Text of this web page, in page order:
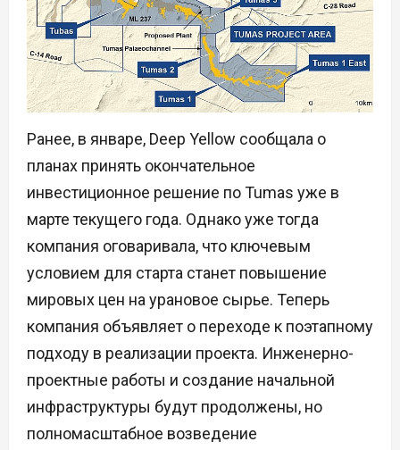
Ранее, в январе, Deep Yellow сообщала о
планах принять окончательное
инвестиционное решение по Tumas уже в
марте текущего года. Однако уже тогда
компания оговаривала, что ключевым
условием для старта станет повышение
мировых цен на урановое сырье. Теперь
компания объявляет о переходе к поэтапному
подходу в реализации проекта. Инженерно-
проектные работы и создание начальной
инфраструктуры будут продолжены, но
полномасштабное возведение